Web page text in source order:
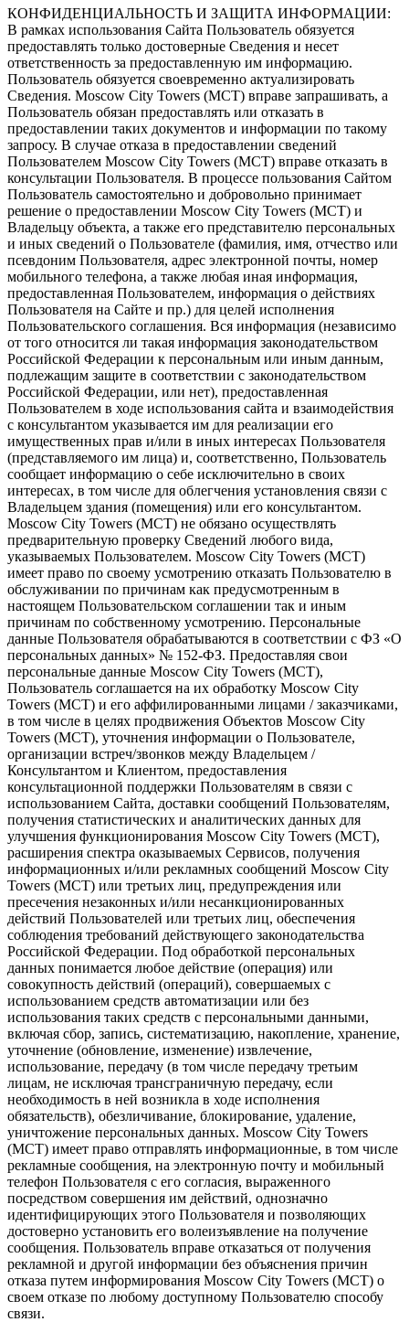
КОНФИДЕНЦИАЛЬНОСТЬ И ЗАЩИТА ИНФОРМАЦИИ:
В рамках использования Сайта Пользователь обязуется
предоставлять только достоверные Сведения и несет
ответственность за предоставленную им информацию.
Пользователь обязуется своевременно актуализировать
Сведения. Moscow City Towers (МСТ) вправе запрашивать, а
Пользователь обязан предоставлять или отказать в
предоставлении таких документов и информации по такому
запросу. В случае отказа в предоставлении сведений
Пользователем Moscow City Towers (МСТ) вправе отказать в
консультации Пользователя. В процессе пользования Сайтом
Пользователь самостоятельно и добровольно принимает
решение о предоставлении Moscow City Towers (МСТ) и
Владельцу объекта, а также его представителю персональных
и иных сведений о Пользователе (фамилия, имя, отчество или
псевдоним Пользователя, адрес электронной почты, номер
мобильного телефона, а также любая иная информация,
предоставленная Пользователем, информация о действиях
Пользователя на Сайте и пр.) для целей исполнения
Пользовательского соглашения. Вся информация (независимо
от того относится ли такая информация законодательством
Российской Федерации к персональным или иным данным,
подлежащим защите в соответствии с законодательством
Российской Федерации, или нет), предоставленная
Пользователем в ходе использования сайта и взаимодействия
с консультантом указывается им для реализации его
имущественных прав и/или в иных интересах Пользователя
(представляемого им лица) и, соответственно, Пользователь
сообщает информацию о себе исключительно в своих
интересах, в том числе для облегчения установления связи с
Владельцем здания (помещения) или его консультантом.
Moscow City Towers (МСТ) не обязано осуществлять
предварительную проверку Сведений любого вида,
указываемых Пользователем. Moscow City Towers (МСТ)
имеет право по своему усмотрению отказать Пользователю в
обслуживании по причинам как предусмотренным в
настоящем Пользовательском соглашении так и иным
причинам по собственному усмотрению. Персональные
данные Пользователя обрабатываются в соответствии с ФЗ «О
персональных данных» № 152-ФЗ. Предоставляя свои
персональные данные Moscow City Towers (МСТ),
Пользователь соглашается на их обработку Moscow City
Towers (МСТ) и его аффилированными лицами / заказчиками,
в том числе в целях продвижения Объектов Moscow City
Towers (МСТ), уточнения информации о Пользователе,
организации встреч/звонков между Владельцем /
Консультантом и Клиентом, предоставления
консультационной поддержки Пользователям в связи с
использованием Сайта, доставки сообщений Пользователям,
получения статистических и аналитических данных для
улучшения функционирования Moscow City Towers (МСТ),
расширения спектра оказываемых Сервисов, получения
информационных и/или рекламных сообщений Moscow City
Towers (МСТ) или третьих лиц, предупреждения или
пресечения незаконных и/или несанкционированных
действий Пользователей или третьих лиц, обеспечения
соблюдения требований действующего законодательства
Российской Федерации. Под обработкой персональных
данных понимается любое действие (операция) или
совокупность действий (операций), совершаемых с
использованием средств автоматизации или без
использования таких средств с персональными данными,
включая сбор, запись, систематизацию, накопление, хранение,
уточнение (обновление, изменение) извлечение,
использование, передачу (в том числе передачу третьим
лицам, не исключая трансграничную передачу, если
необходимость в ней возникла в ходе исполнения
обязательств), обезличивание, блокирование, удаление,
уничтожение персональных данных. Moscow City Towers
(МСТ) имеет право отправлять информационные, в том числе
рекламные сообщения, на электронную почту и мобильный
телефон Пользователя с его согласия, выраженного
посредством совершения им действий, однозначно
идентифицирующих этого Пользователя и позволяющих
достоверно установить его волеизъявление на получение
сообщения. Пользователь вправе отказаться от получения
рекламной и другой информации без объяснения причин
отказа путем информирования Moscow City Towers (МСТ) о
своем отказе по любому доступному Пользователю способу
связи.